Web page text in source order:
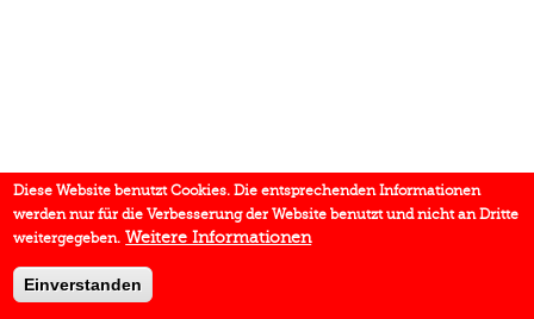
Diese Website benutzt Cookies. Die entsprechenden Informationen
werden nur für die Verbesserung der Website benutzt und nicht an Dritte
weitergegeben. Weitere Informationen
Einverstanden